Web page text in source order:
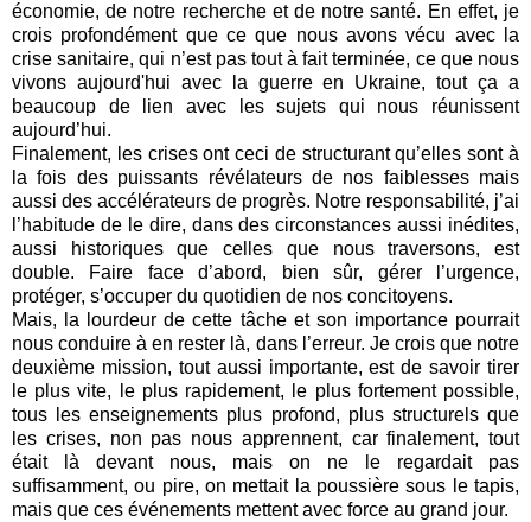
économie, de notre recherche et de notre santé. En effet, je
crois profondément que ce que nous avons vécu avec la
crise sanitaire, qui n’est pas tout à fait terminée, ce que nous
vivons aujourd'hui avec la guerre en Ukraine, tout ça a
beaucoup de lien avec les sujets qui nous réunissent
aujourd’hui.
Finalement, les crises ont ceci de structurant qu’elles sont à
la fois des puissants révélateurs de nos faiblesses mais
aussi des accélérateurs de progrès. Notre responsabilité, j’ai
l’habitude de le dire, dans des circonstances aussi inédites,
aussi historiques que celles que nous traversons, est
double. Faire face d’abord, bien sûr, gérer l’urgence,
protéger, s’occuper du quotidien de nos concitoyens.
Mais, la lourdeur de cette tâche et son importance pourrait
nous conduire à en rester là, dans l’erreur. Je crois que notre
deuxième mission, tout aussi importante, est de savoir tirer
le plus vite, le plus rapidement, le plus fortement possible,
tous les enseignements plus profond, plus structurels que
les crises, non pas nous apprennent, car finalement, tout
était là devant nous, mais on ne le regardait pas
suffisamment, ou pire, on mettait la poussière sous le tapis,
mais que ces événements mettent avec force au grand jour.